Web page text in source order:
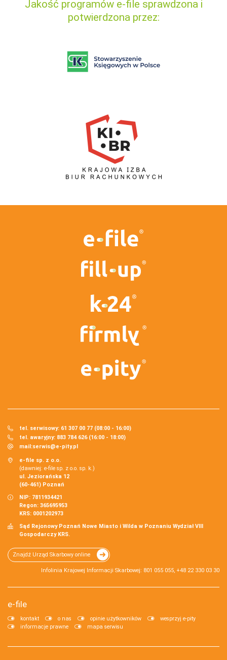
Jakość programów e-file sprawdzona i
potwierdzona przez:
tel. serwisowy: 61 307 00 77 (08:00 - 16:00)
tel. awaryjny: 883 784 626 (16:00 - 18:00)
mail:serwis@e-pity.pl
e-file sp. z o.o.
(dawniej: e-file sp. z o.o. sp. k.)
ul. Jeziorańska 12
(60-461) Poznań
NIP: 7811934421
Regon: 365695953
KRS: 0001202973
Sąd Rejonowy Poznań Nowe Miasto i Wilda w Poznaniu Wydział VIII
Gospodarczy KRS.
Znajdź Urząd Skarbowy online
Infolinia Krajowej Informacji Skarbowej: 801 055 055, +48 22 330 03 30
e-file
kontakt o nas opinie użytkowników
wesprzyj e-pity
informacje prawne
mapa serwisu